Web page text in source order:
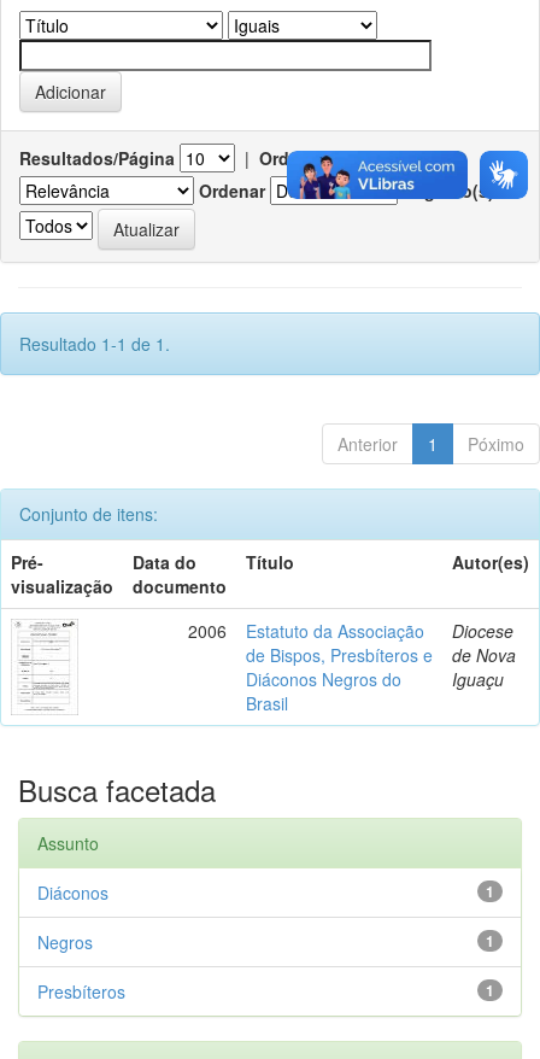
Resultados/Página | Ordenar registros por
Ordenar
Registro(s)
Resultado 1-1 de 1.
Anterior 1 Póximo
Conjunto de itens:
Pré-
visualização
Data do
documento
Título Autor(es)
2006
Estatuto da Associação
de Bispos, Presbíteros e
Diáconos Negros do
Brasil
Diocese
de Nova
Iguaçu
Busca facetada
Assunto
1
Diáconos
1
Negros
1
Presbíteros